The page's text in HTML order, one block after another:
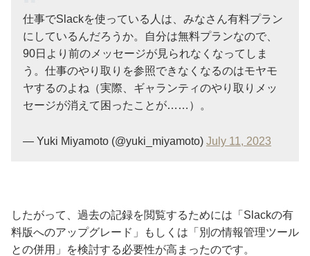
仕事でSlackを使っている人は、みなさん有料プラン
にしているんだろうか。自分は無料プランなので、
90日より前のメッセージが見られなくなってしま
う。仕事のやり取りを参照できなくなるのはモヤモ
ヤするのよね（実際、ギャランティのやり取りメッ
セージが消えて困ったことが……）。
— Yuki Miyamoto (@yuki_miyamoto) July 11, 2023
したがって、過去の記録を閲覧するためには「Slackの有
料版へのアップグレード」もしくは「別の情報管理ツール
との併用」を検討する必要性が高まったのです。